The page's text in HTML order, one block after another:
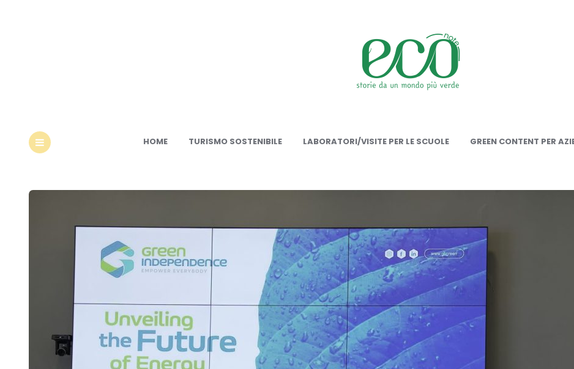
HOME TURISMO SOSTENIBILE LABORATORI/VISITE PER LE SCUOLE GREEN CONTENT PER